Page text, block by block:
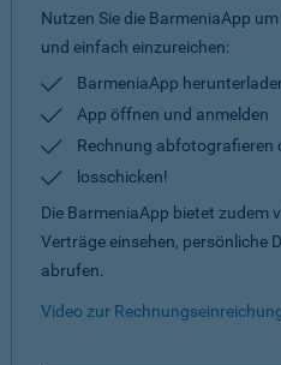
Nutzen Sie die BarmeniaApp
und einfach einzureichen:
BarmeniaApp
App öffnen und anmelden
Rechnung abfotografieren
losschicken!
Die BarmeniaApp bietet zudem
Verträge einsehen, persönliche
abrufen.
Video zur